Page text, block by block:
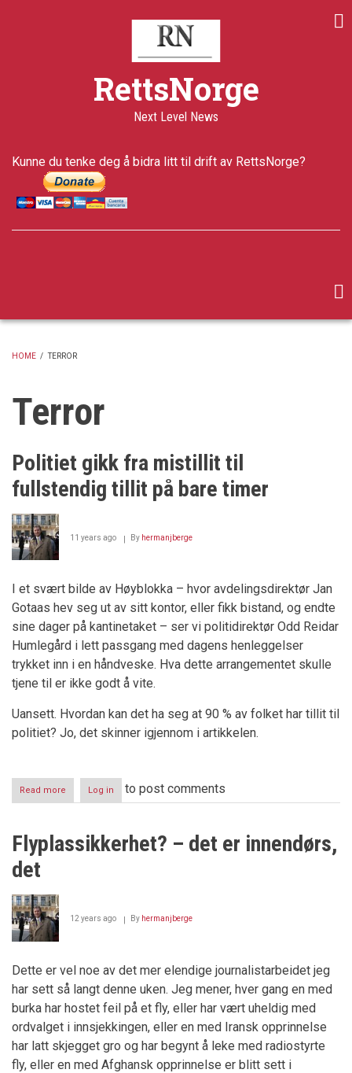
RettsNorge
Next Level News
Kunne du tenke deg å bidra litt til drift av RettsNorge?
HOME / TERROR
Terror
Politiet gikk fra mistillit til
fullstendig tillit på bare timer
11 years ago By hermanjberge
I et svært bilde av Høyblokka – hvor avdelingsdirektør Jan
Gotaas hev seg ut av sitt kontor, eller fikk bistand, og endte
sine dager på kantinetaket – ser vi politidirektør Odd Reidar
Humlegård i lett passgang med dagens henleggelser
trykket inn i en håndveske. Hva dette arrangementet skulle
tjene til er ikke godt å vite.
Uansett. Hvordan kan det ha seg at 90 % av folket har tillit til
politiet? Jo, det skinner igjennom i artikkelen.
Read more
Politiet
mistillit
timer
Log in to post comments
Flyplassikkerhet? – det er innendørs,
det
12 years ago By hermanjberge
Dette er vel noe av det mer elendige journalistarbeidet jeg
har sett så langt denne uken. Jeg mener, hver gang en med
burka har hostet feil på et fly, eller har vært uheldig med
ordvalget i innsjekkingen, eller en med Iransk opprinnelse
har latt skjegget gro og har begynt å leke med radiostyrte
fly, eller en med Afghansk opprinnelse er blitt sett i